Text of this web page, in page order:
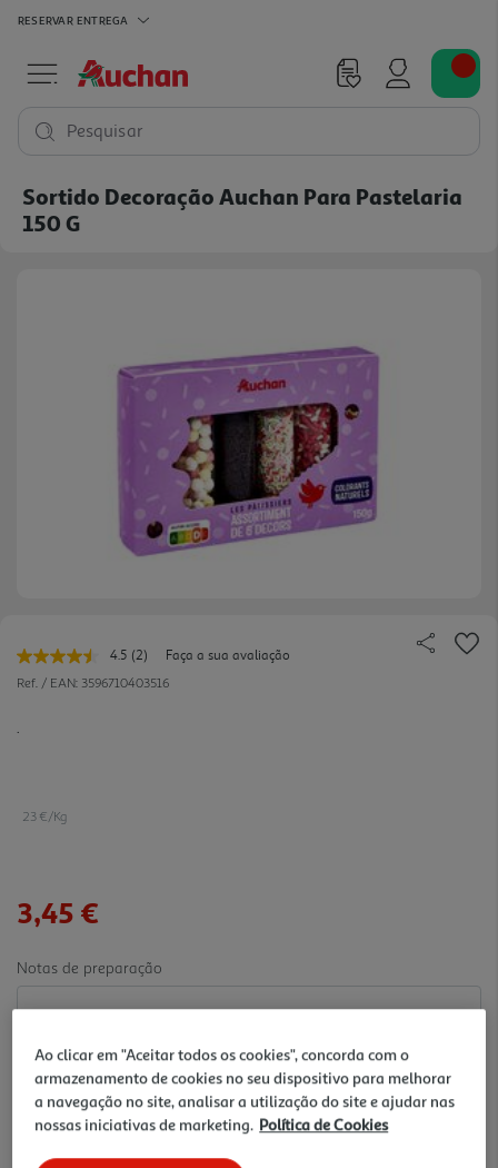
RESERVAR ENTREGA
Pesquisar
Sortido Decoração Auchan Para Pastelaria
150 G
4.5 Leu
2
(2)
Faça a sua avaliação
Ref. / EAN: 3596710403516
23 €/Kg
3,45 €
Notas de preparação
Ao clicar em "Aceitar todos os cookies", concorda com o
armazenamento de cookies no seu dispositivo para melhorar
a navegação no site, analisar a utilização do site e ajudar nas
nossas iniciativas de marketing. Política de Cookies